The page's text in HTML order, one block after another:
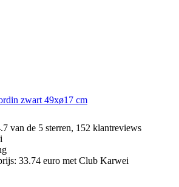
zwart 49xø17 cm
van de 5 sterren, 152 klantreviews
33.74 euro met Club Karwei